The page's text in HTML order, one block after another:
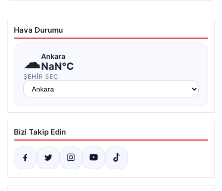
Hava Durumu
☁Ankara
NaN°C
ŞEHIR SEÇ
Bizi Takip Edin